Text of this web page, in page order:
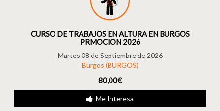
CURSO DE TRABAJOS EN ALTURA EN BURGOS
PRMOCION 2026
Martes 08 de Septiembre de 2026
Burgos (BURGOS)
80,00€
Me Interesa